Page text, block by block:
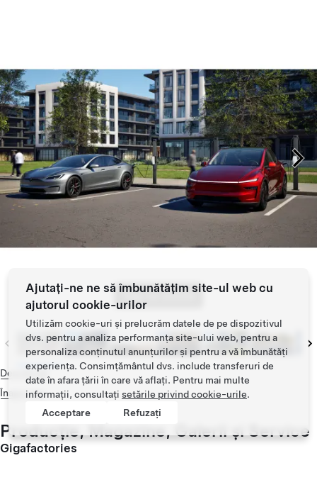
Tap to zoom
Descărcați
Înapoi sus
Producție, Magazine, Galerii și Service
Gigafactories
Ajutați-ne ne să îmbunătățim site-ul web cu
ajutorul cookie-urilor
Utilizăm cookie-uri și prelucrăm datele de pe dispozitivul
dvs. pentru a analiza performanța site-ului web, pentru a
personaliza conținutul anunțurilor și pentru a vă îmbunătăți
experiența. Consimțământul dvs. include transferuri de
date în afara țării în care vă aflați. Pentru mai multe
informații, consultați setările privind cookie-urile.
Acceptare
Refuzați